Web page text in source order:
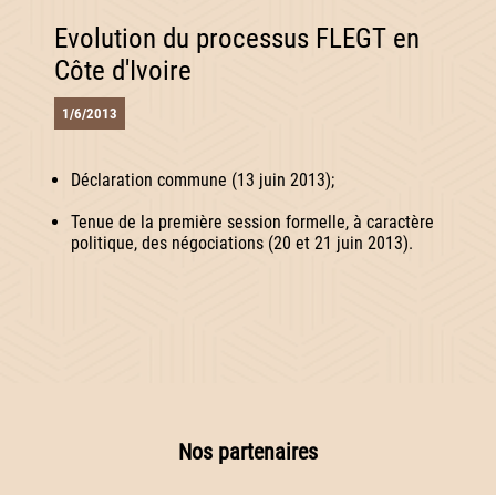
Evolution du processus FLEGT en
Côte d'Ivoire
1/6/2013
Déclaration commune (13 juin 2013);
Tenue de la première session formelle, à caractère
politique, des négociations (20 et 21 juin 2013).
Nos partenaires